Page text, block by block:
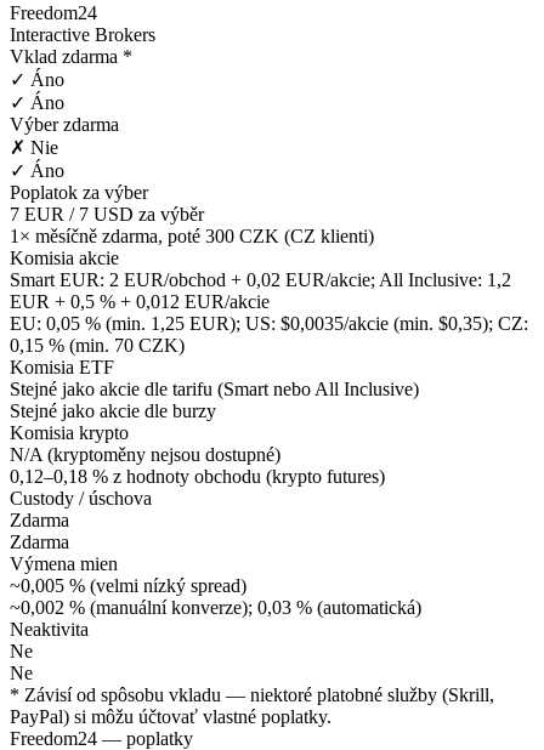
Freedom24
Interactive Brokers
Vklad zdarma *
✓ Áno
✓ Áno
Výber zdarma
✗ Nie
✓ Áno
Poplatok za výber
7 EUR / 7 USD za výběr
1× měsíčně zdarma, poté 300 CZK (CZ klienti)
Komisia akcie
Smart EUR: 2 EUR/obchod + 0,02 EUR/akcie; All Inclusive: 1,2
EUR + 0,5 % + 0,012 EUR/akcie
EU: 0,05 % (min. 1,25 EUR); US: $0,0035/akcie (min. $0,35); CZ:
0,15 % (min. 70 CZK)
Komisia ETF
Stejné jako akcie dle tarifu (Smart nebo All Inclusive)
Stejné jako akcie dle burzy
Komisia krypto
N/A (kryptoměny nejsou dostupné)
0,12–0,18 % z hodnoty obchodu (krypto futures)
Custody / úschova
Zdarma
Zdarma
Výmena mien
~0,005 % (velmi nízký spread)
~0,002 % (manuální konverze); 0,03 % (automatická)
Neaktivita
Ne
Ne
* Závisí od spôsobu vkladu — niektoré platobné služby (Skrill,
PayPal) si môžu účtovať vlastné poplatky.
Freedom24 — poplatky